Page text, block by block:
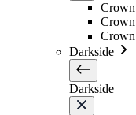
Darkside
Darkside